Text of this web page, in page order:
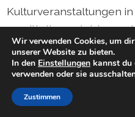
Kulturveranstaltungen
unmittelbar erlebbaren
Das Kulturgebiet
Aaltos Architektur,
und ruhige
ein bedeutendes
Wir verwenden Cookies, um
unserer Website zu bieten.
In den Einstellungen kannst du
verwenden oder sie
Zustimmen